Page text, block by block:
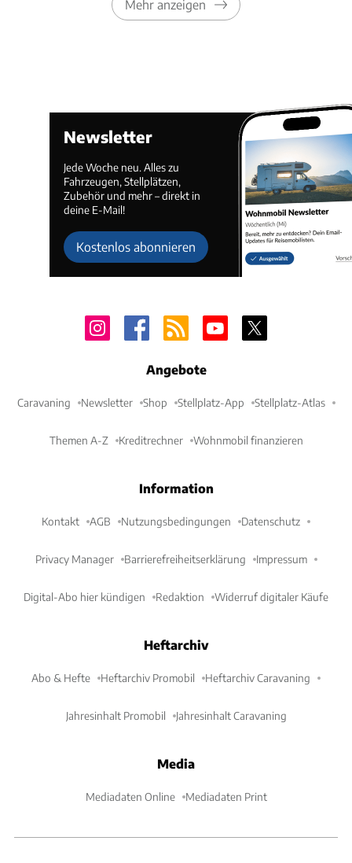
Mehr anzeigen
Newsletter
Jede Woche neu. Alles zu
Fahrzeugen, Stellplätzen,
Zubehör und mehr – direkt in
deine E-Mail!
Kostenlos abonnieren
Angebote
Caravaning Newsletter Shop Stellplatz-App Stellplatz-Atlas
Themen A-Z Kreditrechner Wohnmobil finanzieren
Information
Kontakt AGB Nutzungsbedingungen Datenschutz
Privacy Manager Barrierefreiheitserklärung Impressum
Digital-Abo hier kündigen Redaktion Widerruf digitaler Käufe
Heftarchiv
Abo & Hefte Heftarchiv Promobil Heftarchiv Caravaning
Jahresinhalt Promobil Jahresinhalt Caravaning
Media
Mediadaten Online Mediadaten Print